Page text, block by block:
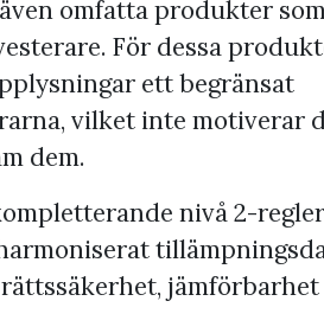
omfatta produkter
För dessa
ett begränsat
vilket inte motiverar
dem.
nivå 2-